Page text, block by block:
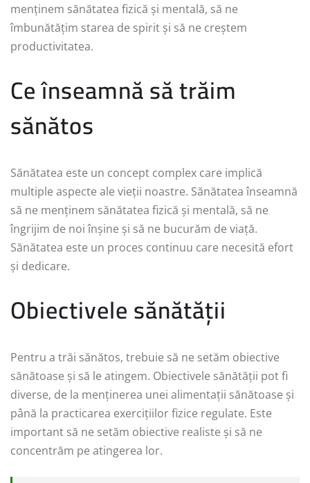
menținem sănătatea fizică și mentală, să ne
îmbunătățim starea de spirit și să ne creștem
productivitatea.
Ce înseamnă să trăim
sănătos
Sănătatea este un concept complex care implică
multiple aspecte ale vieții noastre. Sănătatea înseamnă
să ne menținem sănătatea fizică și mentală, să ne
îngrijim de noi înșine și să ne bucurăm de viață.
Sănătatea este un proces continuu care necesită efort
și dedicare.
Obiectivele sănătății
Pentru a trăi sănătos, trebuie să ne setăm obiective
sănătoase și să le atingem. Obiectivele sănătății pot fi
diverse, de la menținerea unei alimentații sănătoase și
până la practicarea exercițiilor fizice regulate. Este
important să ne setăm obiective realiste și să ne
concentrăm pe atingerea lor.